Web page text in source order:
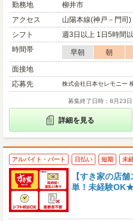
勤務地
柳井市
アクセス
山陽本線(神戸－門司
シフト
週3日以上 1日5時間
時間帯
早朝 朝
面接地
応募先
株式会社日本セレモニー
募集終了日時：8月23日
詳細を見る
アルバイト・パート 日払い 短期 未
【すき家の店
単！未経験